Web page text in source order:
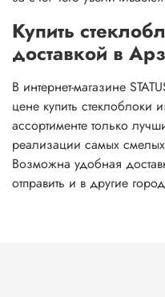
Купить
доставкой в
В интернет-магазине
цене купить стеклоблоки
ассортименте только
реализации самых
Возможна удобная
отправить и в другие